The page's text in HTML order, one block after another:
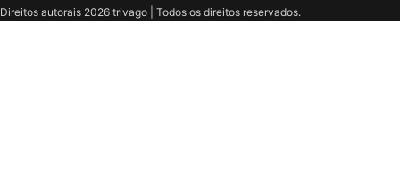
Direitos autorais 2026 trivago | Todos os direitos reservados.